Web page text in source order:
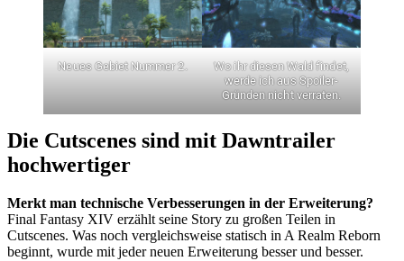
Neues Gebiet Nummer 2.
Wo ihr diesen Wald findet,
werde ich aus Spoiler-
Gründen nicht verraten.
Die Cutscenes sind mit Dawntrailer
hochwertiger
Merkt man technische Verbesserungen in der Erweiterung?
Final Fantasy XIV erzählt seine Story zu großen Teilen in
Cutscenes. Was noch vergleichsweise statisch in A Realm Reborn
beginnt, wurde mit jeder neuen Erweiterung besser und besser.